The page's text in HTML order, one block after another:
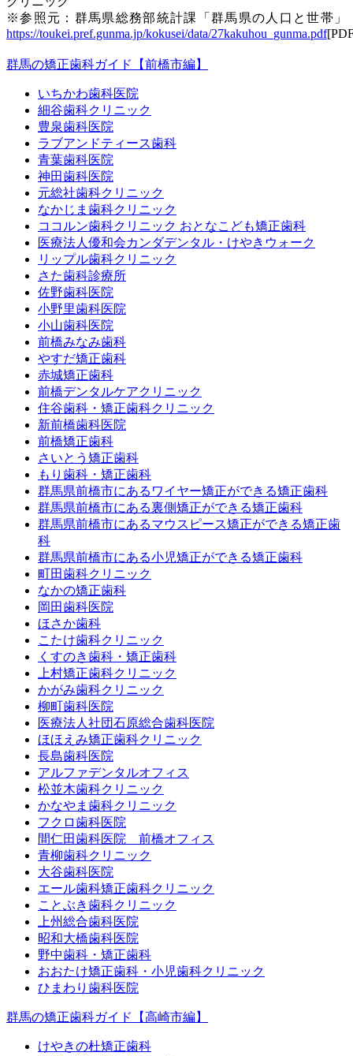
※参照元：群馬県総務部統計課「群馬県の人口と世帯」
https://toukei.pref.gunma.jp/kokusei/data/27kakuhou_gunma.pdf
群馬の矯正歯科ガイド【前橋市編】
いちかわ歯科医院
細谷歯科クリニック
豊泉歯科医院
ラブアンドティース歯科
青葉歯科医院
神田歯科医院
元総社歯科クリニック
なかじま歯科クリニック
ココルン歯科クリニック おとなこども矯正歯科
医療法人優和会カンダデンタル・けやきウォーク
リップル歯科クリニック
さた歯科診療所
佐野歯科医院
小野里歯科医院
小山歯科医院
前橋みなみ歯科
やすだ矯正歯科
赤城矯正歯科
前橋デンタルケアクリニック
住谷歯科・矯正歯科クリニック
新前橋歯科医院
前橋矯正歯科
さいとう矯正歯科
もり歯科・矯正歯科
群馬県前橋市にあるワイヤー矯正ができる矯正歯科
群馬県前橋市にある裏側矯正ができる矯正歯科
群馬県前橋市にあるマウスピース矯正ができる矯正歯
科
群馬県前橋市にある小児矯正ができる矯正歯科
町田歯科クリニック
なかの矯正歯科
岡田歯科医院
ほさか歯科
こたけ歯科クリニック
くすのき歯科・矯正歯科
上村矯正歯科クリニック
かがみ歯科クリニック
柳町歯科医院
医療法人社団石原総合歯科医院
ほほえみ矯正歯科クリニック
長島歯科医院
アルファデンタルオフィス
松並木歯科クリニック
かなやま歯科クリニック
フクロ歯科医院
間仁田歯科医院 前橋オフィス
青柳歯科クリニック
大谷歯科医院
エール歯科矯正歯科クリニック
ことぶき歯科クリニック
上州総合歯科医院
昭和大橋歯科医院
野中歯科・矯正歯科
おおたけ矯正歯科・小児歯科クリニック
ひまわり歯科医院
群馬の矯正歯科ガイド【高崎市編】
けやきの杜矯正歯科